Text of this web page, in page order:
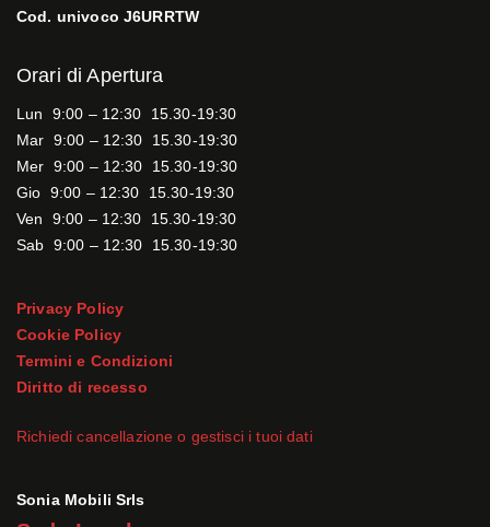
Cod. univoco J6URRTW
Orari di Apertura
Lun 9:00 – 12:30 15.30-19:30
Mar 9:00 – 12:30 15.30-19:30
Mer 9:00 – 12:30 15.30-19:30
Gio 9:00 – 12:30 15.30-19:30
Ven 9:00 – 12:30 15.30-19:30
Sab 9:00 – 12:30 15.30-19:30
Privacy Policy
Cookie Policy
Termini e Condizioni
Diritto di recesso
Richiedi cancellazione o gestisci i tuoi dati
Sonia Mobili Srls